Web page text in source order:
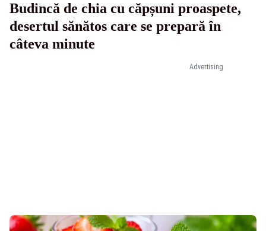
Advertising
Budincă de chia cu căpșuni proaspete,
desertul sănătos care se prepară în
câteva minute